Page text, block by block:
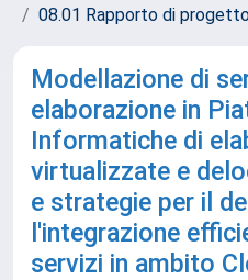
08.01 Rapporto di
Modellazione di
elaborazione in
Informatiche di
virtualizzate e
e strategie per il
l'integrazione
servizi in ambito